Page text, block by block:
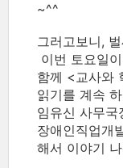
~^^
그러고보니,
이번 토요일
함께 <교사와
읽기를 계속
임유신 사무
장애인직업개
해서 이야기